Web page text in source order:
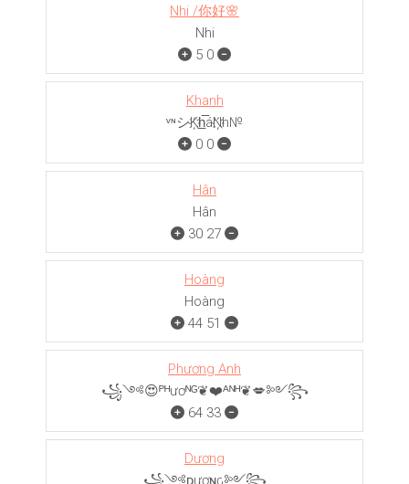
Nhi /你好🌸
Nhi
5 0
Khanh
ᵛᶰシK҉h̲̅áN҉h№
0 0
Hân
Hân
30 27
Hoàng
Hoàng
44 51
Phương Anh
꧁༺😍ᴾᴴươᴺᴳ❦❤️ᴬᴺᴴ❦💋༻꧂
64 33
Dương
꧁༺ᴅươɴԍ༻꧂